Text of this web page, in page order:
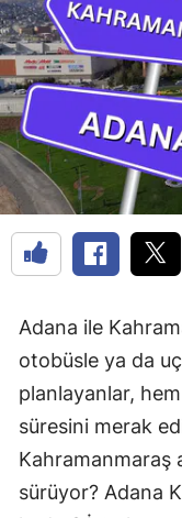
Adana ile
otobüsle ya da
planlayanlar,
süresini merak
Kahramanmaraş
sürüyor? Adana